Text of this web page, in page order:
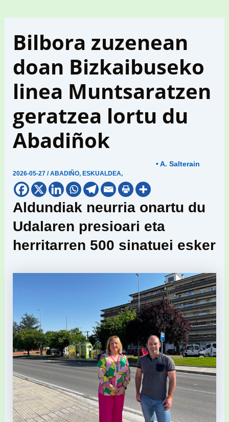
Bilbora zuzenean
doan Bizkaibuseko
linea Muntsaratzen
geratzea lortu du
Abadiñok
2026-05-27/ABADIÑO, ESKUALDEA,
• A. Salterain
Aldundiak neurria onartu du
Udalaren presioari eta
herritarren 500 sinatuei esker